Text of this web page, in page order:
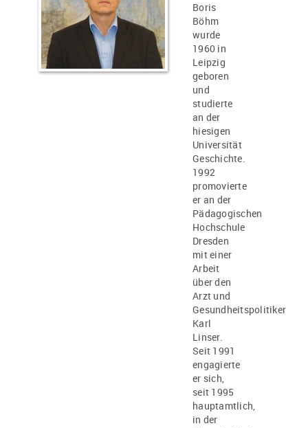
Boris
Böhm
wurde
1960 in
Leipzig
geboren
und
studierte
an der
hiesigen
Universität
Geschichte.
1992
promovierte
er an der
Pädagogischen
Hochschule
Dresden
mit einer
Arbeit
über den
Arzt und
Gesundheitspolitiker
Karl
Linser.
Seit 1991
engagierte
er sich,
seit 1995
hauptamtlich,
in der